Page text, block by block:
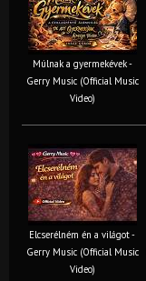
Múlnak a gyermekévek -
Gerry Music (Official Music
Video)
Elcserélném én a világot -
Gerry Music (Official Music
Video)